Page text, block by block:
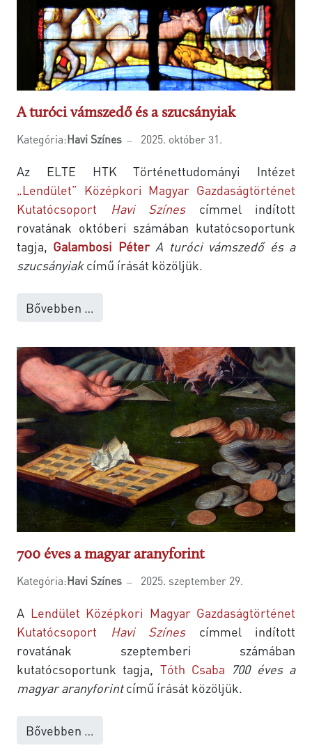
A turóci vámszedő és a szucsányiak
Kategória:Havi Színes 2025. október 31.
Az ELTE HTK Történettudományi Intézet
„Lendület” Középkori Magyar Gazdaságtörténet
Kutatócsoport
Havi Színescímmel indított
rovatának októberi számában kutatócsoportunk
tagja, Galambosi Péter A turóci vámszedő és a
szucsányiakcímű írását közöljük.
Bővebben …
700 éves a magyar aranyforint
Kategória:Havi Színes 2025. szeptember 29.
A Lendület Középkori Magyar Gazdaságtörténet
Kutatócsoport
Havi Színes címmel indított
rovatának szeptemberi számában
kutatócsoportunk tagja, Tóth Csaba 700 éves a
magyar aranyforintcímű írását közöljük.
Bővebben …